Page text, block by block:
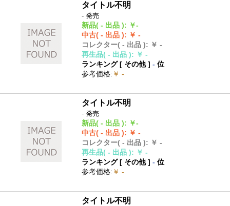
タイトル不明
- 発売
新品( - 出品 ): ￥-
中古( - 出品 ): ￥ -
コレクター( - 出品 ): ￥ -
再生品( - 出品 ): ￥ -
ランキング [ その他]- 位
参考価格: ￥ -
タイトル不明
- 発売
新品( - 出品 ): ￥-
中古( - 出品 ): ￥ -
コレクター( - 出品 ): ￥ -
再生品( - 出品 ): ￥ -
ランキング [ その他]- 位
参考価格: ￥ -
タイトル不明